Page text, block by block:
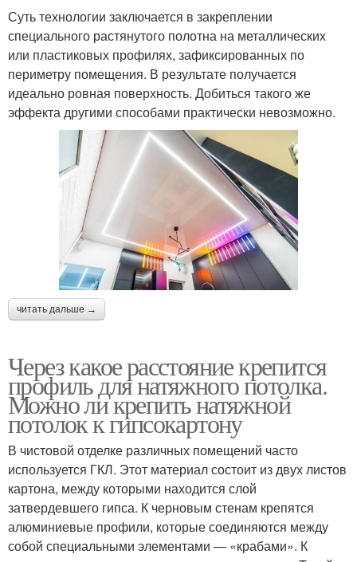
Суть технологии заключается в закреплении
специального растянутого полотна на металлических
или пластиковых профилях, зафиксированных по
периметру помещения. В результате получается
идеально ровная поверхность. Добиться такого же
эффекта другими способами практически невозможно.
читать дальше →
Через какое расстояние крепится
профиль для натяжного потолка.
Можно ли крепить натяжной
потолок к гипсокартону
В чистовой отделке различных помещений часто
используется ГКЛ. Этот материал состоит из двух листов
картона, между которыми находится слой
затвердевшего гипса. К черновым стенам крепятся
алюминиевые профили, которые соединяются между
собой специальными элементами — «крабами». К